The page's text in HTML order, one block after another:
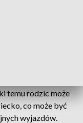
temu rodzic może
co może być
wyjazdów.